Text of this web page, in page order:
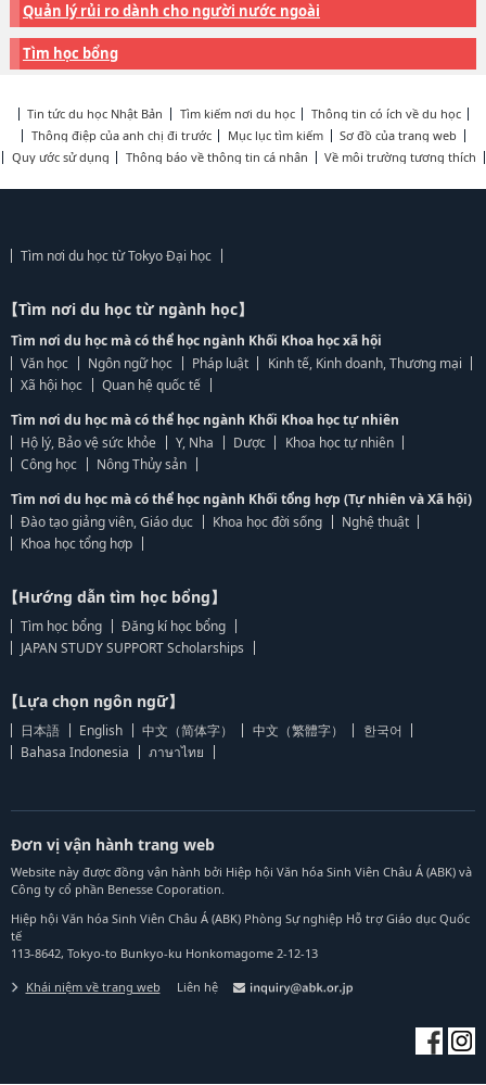
Quản lý rủi ro dành cho người nước ngoài
Tìm học bổng
Tin tức du học Nhật Bản Tìm kiếm nơi du học
Thông tin có ích về du học
Thông điệp của anh chị đi trước
Mục lục tìm kiếm
Sơ đồ của trang web
Quy ước sử dụng
Thông báo về thông tin cá nhân Về môi trường tương thích
Tìm nơi du học từ Tokyo Đại học
【Tìm nơi du học từ ngành học】
Tìm nơi du học mà có thể học ngành Khối Khoa học xã hội
Văn học
Ngôn ngữ học Pháp luật
Kinh tế, Kinh doanh, Thương mại
Xã hội học
Quan hệ quốc tế
Tìm nơi du học mà có thể học ngành Khối Khoa học tự nhiên
Hộ lý, Bảo vệ sức khỏe
Y, Nha Dược
Khoa học tự nhiên
Công học
Nông Thủy sản
Tìm nơi du học mà có thể học ngành Khối tổng hợp (Tự nhiên và Xã hội)
Đào tạo giảng viên, Giáo dục
Khoa học đời sống
Nghệ thuật
Khoa học tổng hợp
【Hướng dẫn tìm học bổng】
Tìm học bổng
Đăng kí học bổng
JAPAN STUDY SUPPORT Scholarships
【Lựa chọn ngôn ngữ】
日本語 English 中文（简体字） 中文（繁體字）
한국어
Bahasa Indonesia
ภาษาไทย
Đơn vị vận hành trang web
Website này được đồng vận hành bởi Hiệp hội Văn hóa Sinh Viên Châu Á (ABK) và
Công ty cổ phần Benesse Coporation.
Hiệp hội Văn hóa Sinh Viên Châu Á (ABK) Phòng Sự nghiệp Hỗ trợ Giáo dục Quốc
tế
113-8642, Tokyo-to Bunkyo-ku Honkomagome 2-12-13
Khái niệm về trang web Liên hệ